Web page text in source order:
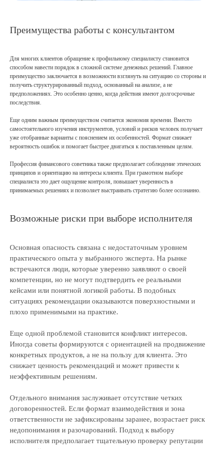
Преимущества работы с консультантом
Для многих клиентов обращение к профильному специалисту становится
способом навести порядок в сложной системе денежных решений. Главное
преимущество заключается в возможности взглянуть на ситуацию со стороны и
получить структурированный подход, основанный на анализе, а не
предположениях. Это особенно ценно, когда действия имеют долгосрочные
последствия.
Еще одним важным преимуществом считается экономия времени. Вместо
самостоятельного изучения инструментов, условий и рисков человек получает
уже отобранные варианты с пояснением их особенностей. Формат снижает
вероятность ошибок и помогает быстрее двигаться к поставленным целям.
Профессия финансового советника также предполагает соблюдение этических
принципов и ориентацию на интересы клиента. При грамотном выборе
специалиста это дает ощущение контроля, повышает уверенность в
принимаемых решениях и позволяет выстраивать стратегию более осознанно.
Возможные риски при выборе исполнителя
Основная опасность связана с недостаточным уровнем
практического опыта у выбранного эксперта. На рынке
встречаются люди, которые уверенно заявляют о своей
компетенции, но не могут подтвердить ее реальными
кейсами или понятной логикой работы. В подобных
ситуациях рекомендации оказываются поверхностными и
плохо применимыми на практике.
Еще одной проблемой становится конфликт интересов.
Иногда советы формируются с ориентацией на продвижение
конкретных продуктов, а не на пользу для клиента. Это
снижает ценность рекомендаций и может привести к
неэффективным решениям.
Отдельного внимания заслуживает отсутствие четких
договоренностей. Если формат взаимодействия и зона
ответственности не зафиксированы заранее, возрастает риск
недопонимания и разочарований. Подход к выбору
исполнителя предполагает тщательную проверку репутации
Пн-пт, с 9:30 до 18:30
Режим работы:
195213, Санкт-Петербург,
пр-кт Энергетиков, д. 3 литера Б
123112, Москва, Пресненская наб., 12
ТОП-50
в рейтинге RAEX
Российская консалтинговая компания
8 499 391-81-00
info@casexpert.ru
Раскрытие информации
ООО «ЭР-Аудит»
задолженности
Скачать прайс-лист на услуги